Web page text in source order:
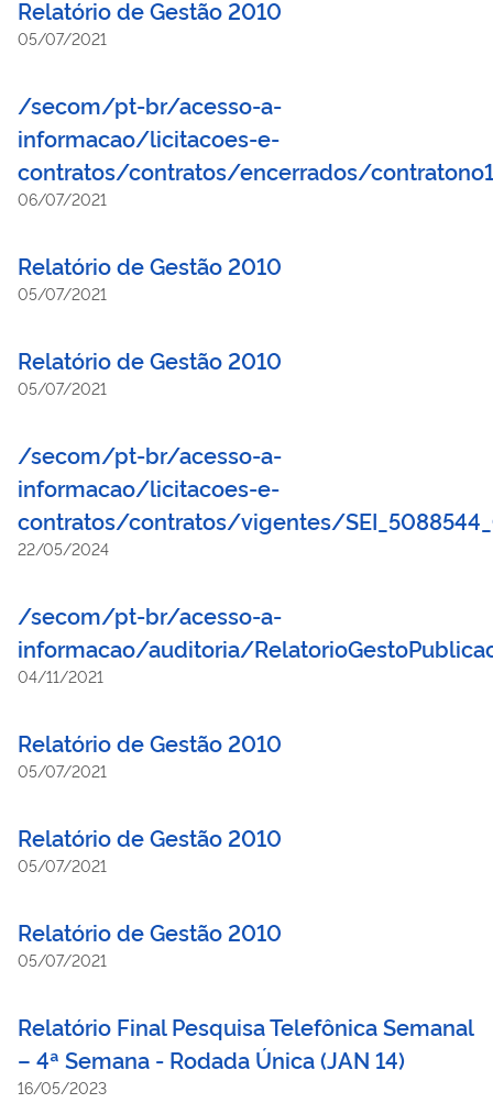
celebraron los conciertos de Lady Gaga (2025) y Madonna
(2024). Foto: Getty Images
Relatório de Gestão 2010
05/07/2021
/secom/pt-br/acesso-a-
informacao/licitacoes-e-
contratos/contratos/encerrados/
06/07/2021
Relatório de Gestão 2010
05/07/2021
Relatório de Gestão 2010
05/07/2021
/secom/pt-br/acesso-a-
informacao/licitacoes-e-
contratos/contratos/vigentes/
22/05/2024
/secom/pt-br/acesso-a-
informacao/auditoria/
04/11/2021
Relatório de Gestão 2010
05/07/2021
Relatório de Gestão 2010
05/07/2021
Relatório de Gestão 2010
05/07/2021
Relatório Final Pesquisa Telefônica Semanal
– 4ª Semana - Rodada Única (JAN 14)
16/05/2023